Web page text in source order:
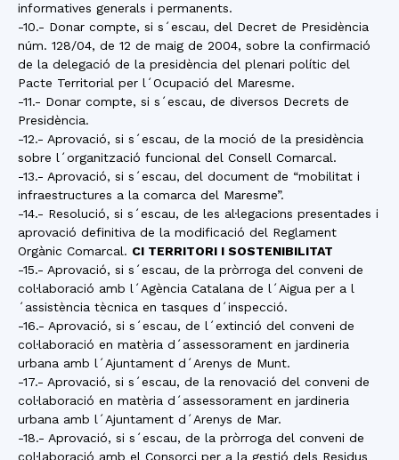
informatives generals i permanents.
-10.- Donar compte, si s´escau, del Decret de Presidència
núm. 128/04, de 12 de maig de 2004, sobre la confirmació
de la delegació de la presidència del plenari polític del
Pacte Territorial per l´Ocupació del Maresme.
-11.- Donar compte, si s´escau, de diversos Decrets de
Presidència.
-12.- Aprovació, si s´escau, de la moció de la presidència
sobre l´organització funcional del Consell Comarcal.
-13.- Aprovació, si s´escau, del document de “mobilitat i
infraestructures a la comarca del Maresme”.
-14.- Resolució, si s´escau, de les al·legacions presentades i
aprovació definitiva de la modificació del Reglament
Orgànic Comarcal. CI TERRITORI I SOSTENIBILITAT
-15.- Aprovació, si s´escau, de la pròrroga del conveni de
col·laboració amb l´Agència Catalana de l´Aigua per a l
´assistència tècnica en tasques d´inspecció.
-16.- Aprovació, si s´escau, de l´extinció del conveni de
col·laboració en matèria d´assessorament en jardineria
urbana amb l´Ajuntament d´Arenys de Munt.
-17.- Aprovació, si s´escau, de la renovació del conveni de
col·laboració en matèria d´assessorament en jardineria
urbana amb l´Ajuntament d´Arenys de Mar.
-18.- Aprovació, si s´escau, de la pròrroga del conveni de
col·laboració amb el Consorci per a la gestió dels Residus